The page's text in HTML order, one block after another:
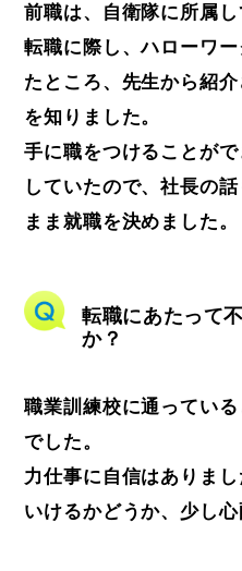
前職は、自衛隊に所属し
転職に際し、ハローワ
たところ、先生から紹
を知りました。
手に職をつけることが
していたので、社長の
まま就職を決めました。
転職にあたって
か？
職業訓練校に通ってい
でした。
力仕事に自信はありま
いけるかどうか、少し心